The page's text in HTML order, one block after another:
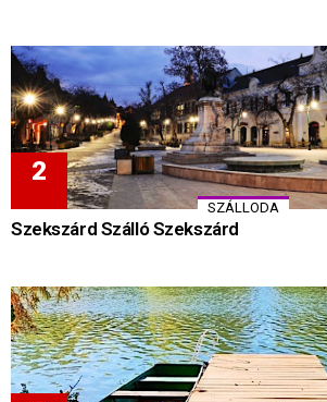
SZÁLLODA
Szekszárd Szálló Szekszárd